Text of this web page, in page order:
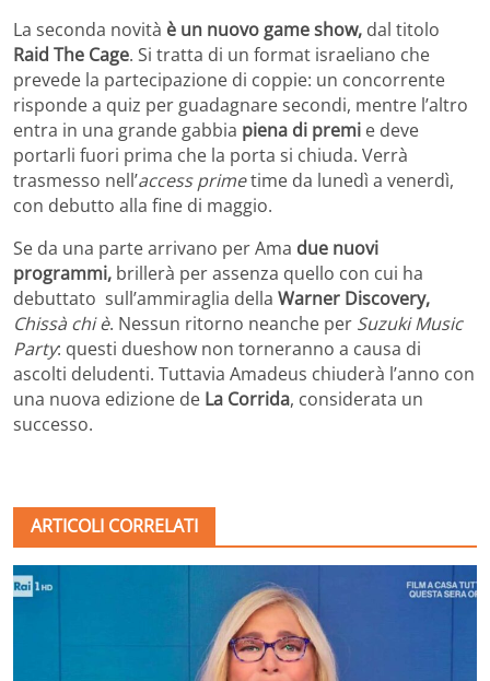
La seconda novità è un nuovo game show, dal titolo
Raid The Cage. Si tratta di un format israeliano che
prevede la partecipazione di coppie: un concorrente
risponde a quiz per guadagnare secondi, mentre l’altro
entra in una grande gabbia piena di premi e deve
portarli fuori prima che la porta si chiuda. Verrà
trasmesso nell’access primetime da lunedì a venerdì,
con debutto alla fine di maggio.
Se da una parte arrivano per Ama due nuovi
programmi, brillerà per assenza quello con cui ha
debuttato sull’ammiraglia della Warner Discovery,
Chissà chi è. Nessun ritorno neanche per Suzuki Music
Party: questi dueshow non torneranno a causa di
ascolti deludenti. Tuttavia Amadeus chiuderà l’anno con
una nuova edizione de La Corrida, considerata un
successo.
ARTICOLI CORRELATI